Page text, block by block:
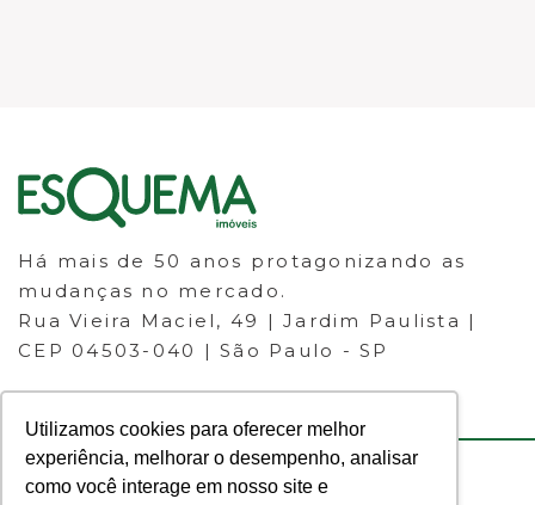
Utilizamos cookies para oferecer melhor
experiência, melhorar o desempenho, analisar
como você interage em nosso site e
Há mais de 50 anos protagonizando as
mudanças no mercado.
Rua Vieira Maciel, 49 | Jardim Paulista |
CEP 04503-040 | São Paulo - SP